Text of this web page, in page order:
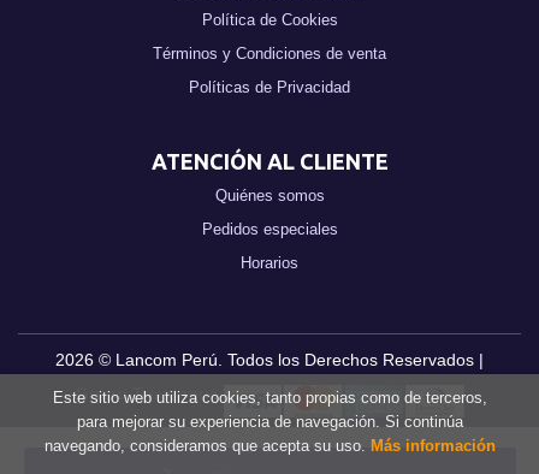
Política de Cookies
Términos y Condiciones de venta
Políticas de Privacidad
ATENCIÓN AL CLIENTE
Quiénes somos
Pedidos especiales
Horarios
2026 © Lancom Perú . Todos los Derechos Reservados |
Grupo Trevenque
Este sitio web utiliza cookies, tanto propias como de terceros,
para mejorar su experiencia de navegación. Si continúa
navegando, consideramos que acepta su uso. Más información